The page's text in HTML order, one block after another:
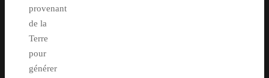
provenant
de la
Terre
pour
générer